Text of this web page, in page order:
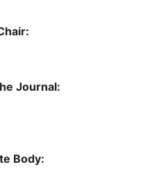
Journal:
Body: